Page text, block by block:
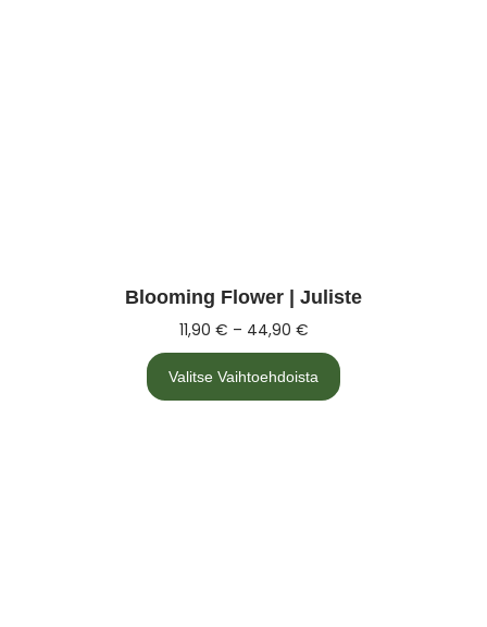
Blooming Flower | Juliste
11,90 € – 44,90 €
Valitse Vaihtoehdoista